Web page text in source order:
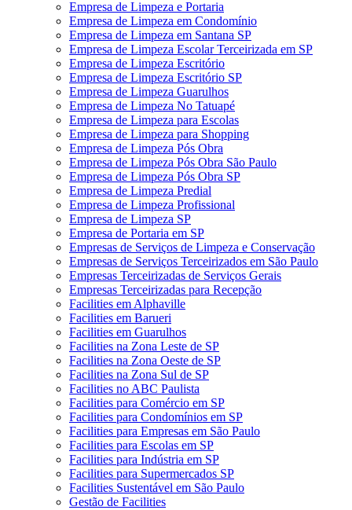
Empresa de Limpeza e Portaria
Empresa de Limpeza em Condomínio
Empresa de Limpeza em Santana SP
Empresa de Limpeza Escolar Terceirizada em SP
Empresa de Limpeza Escritório
Empresa de Limpeza Escritório SP
Empresa de Limpeza Guarulhos
Empresa de Limpeza No Tatuapé
Empresa de Limpeza para Escolas
Empresa de Limpeza para Shopping
Empresa de Limpeza Pós Obra
Empresa de Limpeza Pós Obra São Paulo
Empresa de Limpeza Pós Obra SP
Empresa de Limpeza Predial
Empresa de Limpeza Profissional
Empresa de Limpeza SP
Empresa de Portaria em SP
Empresas de Serviços de Limpeza e Conservação
Empresas de Serviços Terceirizados em São Paulo
Empresas Terceirizadas de Serviços Gerais
Empresas Terceirizadas para Recepção
Facilities em Alphaville
Facilities em Barueri
Facilities em Guarulhos
Facilities na Zona Leste de SP
Facilities na Zona Oeste de SP
Facilities na Zona Sul de SP
Facilities no ABC Paulista
Facilities para Comércio em SP
Facilities para Condomínios em SP
Facilities para Empresas em São Paulo
Facilities para Escolas em SP
Facilities para Indústria em SP
Facilities para Supermercados SP
Facilities Sustentável em São Paulo
Gestão de Facilities